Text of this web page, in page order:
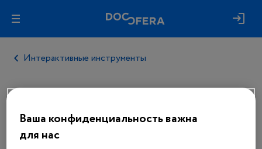
Интерактивные инструменты
Авторизуйтесь, чтобы получить
Ваша конфиденциальность важна
для нас